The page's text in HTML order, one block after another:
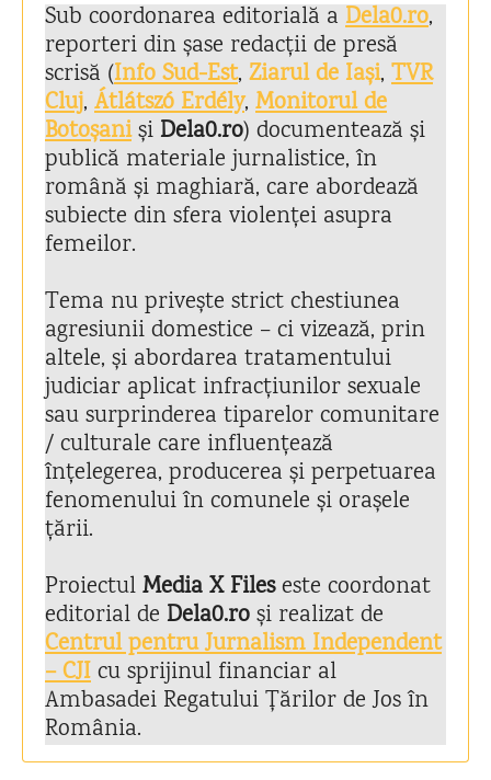
Sub coordonarea editorială a Dela0.ro,
reporteri din șase redacții de presă
scrisă (Info Sud-Est, Ziarul de Iași, TVR
Cluj, Átlátszó Erdély, Monitorul de
BotoșanișiDela0.ro) documentează și
publică materiale jurnalistice, în
română și maghiară, care abordează
subiecte din sfera violenței asupra
femeilor.
Tema nu privește strict chestiunea
agresiunii domestice – ci vizează, prin
altele, și abordarea tratamentului
judiciar aplicat infracțiunilor sexuale
sau surprinderea tiparelor comunitare
/ culturale care influențează
înțelegerea, producerea și perpetuarea
fenomenului în comunele și orașele
țării.
ProiectulMedia X Fileseste coordonat
editorial de Dela0.roși realizat de
Centrul pentru Jurnalism Independent
– CJIcu sprijinul financiar al
Ambasadei Regatului Țărilor de Jos în
România.